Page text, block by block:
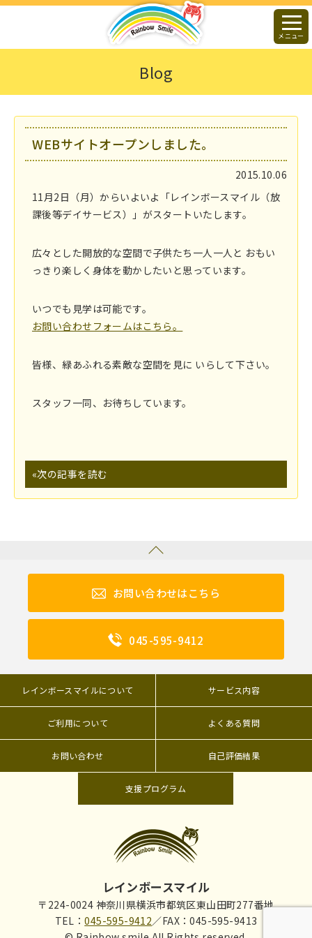
メニュー
Blog
WEBサイトオープンしました。
2015.10.06
11月2日（月）からいよいよ「レインボースマイル（放
課後等デイサービス）」がスタートいたします。
広々とした開放的な空間で子供たち一人一人と おもい
っきり楽しく身体を動かしたいと思っています。
いつでも見学は可能です。
お問い合わせフォームはこちら。
皆様、緑あふれる素敵な空間を見に いらして下さい。
スタッフ一同、お待ちしています。
«次の記事を読む
お問い合わせはこちら
045-595-9412
レインボースマイルについて サービス内容
ご利用について よくある質問
お問い合わせ 自己評価結果
支援プログラム
レインボースマイル
〒224-0024 神奈川県横浜市都筑区東山田町277番地
TEL：045-595-9412／FAX：045-595-9413